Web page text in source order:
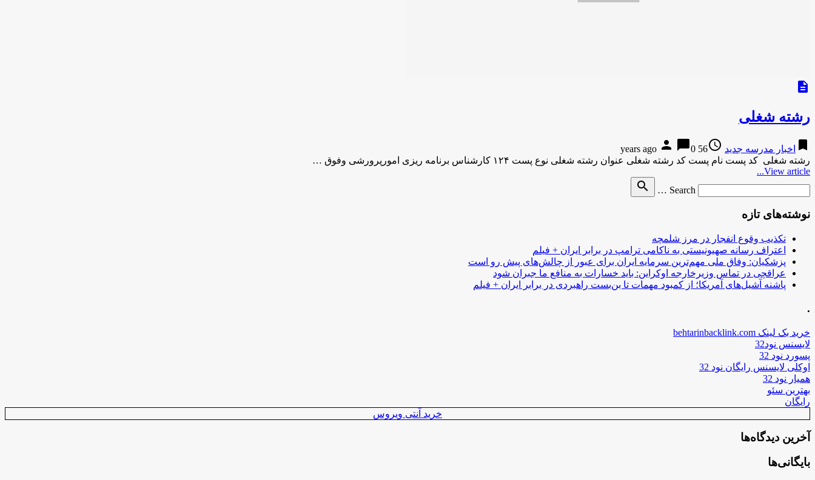
description
رشته شغلی
bookmark اخبار مدرسه جدید access_time
56 years ago
person chat_bubble0
رشته شغلی کد پست نام پست کد رشته شغلی عنوان رشته شغلی نوع پست ۱۲۴ کارشناس برنامه ریزی امورپرورشی وفوق …
View article...
Search …
search
نوشته‌های تازه
تکذیب وقوع انفجار در مرز شلمچه
اعتراف رسانه صهیونیستی به ناکامی ترامپ در برابر ایران + فیلم
پزشکیان: وفاق ملی مهم‌ترین سرمایه ایران برای عبور از چالش‌های پیش رو است
عراقچی در تماس وزیرخارجه اوکراین: باید خسارات به منافع ما جبران شود
پاشنه آشیل‌های آمریکا؛ از کمبود مهمات تا بن‌بست راهبردی در برابر ایران + فیلم
.
خرید بک لینک behtarinbacklink.com
لایسنس نود32
پسورد نود 32
اوکلی لایسنس رایگان نود 32
همیار نود 32
بهترین سئو
رایگان
خرید آنتی ویروس
آخرین دیدگاه‌ها
بایگانی‌ها